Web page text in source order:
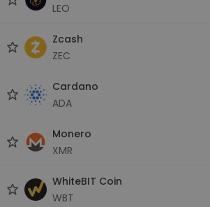
LEO
Zcash
ZEC
Cardano
ADA
Monero
XMR
WhiteBIT Coin
WBT